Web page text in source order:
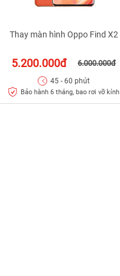
Thay màn hình Oppo Find X2
5.200.000đ 6.000.000đ
45 - 60 phút
Bảo hành 6 tháng, bao rơi vỡ kính